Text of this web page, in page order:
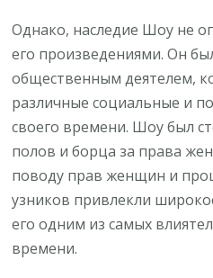
Однако, наследие Шоу не
его произведениями. Он
общественным деятелем,
различные социальные и
своего времени. Шоу был
полов и борца за права
поводу прав женщин и
узников привлекли
его одним из самых
времени.